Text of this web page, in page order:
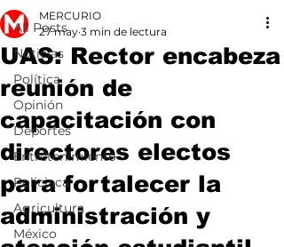
All Posts
Noticias
Política
Opinión
Deportes
Entretenimiento
Policiaca
Agricultura
México
UAS: Rector encabeza
reunión de
capacitación con
directores electos
para fortalecer la
administración y
MERCURIO
27 may 3 min de lectura